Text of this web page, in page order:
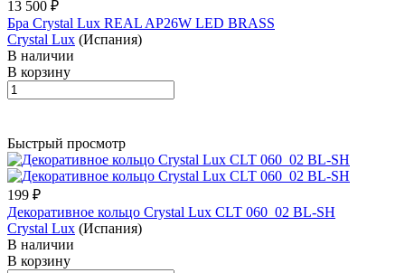
13 500 ₽
Бра Crystal Lux REAL AP26W LED BRASS
Crystal Lux (Испания)
В наличии
В корзину
Быстрый просмотр
199 ₽
Декоративное кольцо Crystal Lux CLT 060_02 BL-SH
Crystal Lux (Испания)
В наличии
В корзину